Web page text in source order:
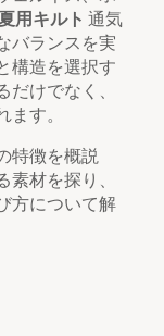
用キルト 通気
バランスを実
構造を選択す
けでなく、
す。
特徴を概説
材を探り、
方について解